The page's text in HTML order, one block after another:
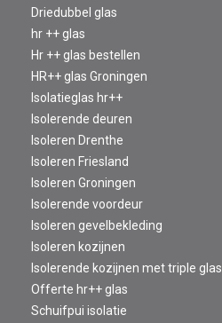
Driedubbel glas
hr ++ glas
Hr ++ glas bestellen
HR++ glas Groningen
Isolatieglas hr++
Isolerende deuren
Isoleren Drenthe
Isoleren Friesland
Isoleren Groningen
Isolerende voordeur
Isoleren gevelbekleding
Isoleren kozijnen
Isolerende kozijnen met triple glas
Offerte hr++ glas
Schuifpui isolatie